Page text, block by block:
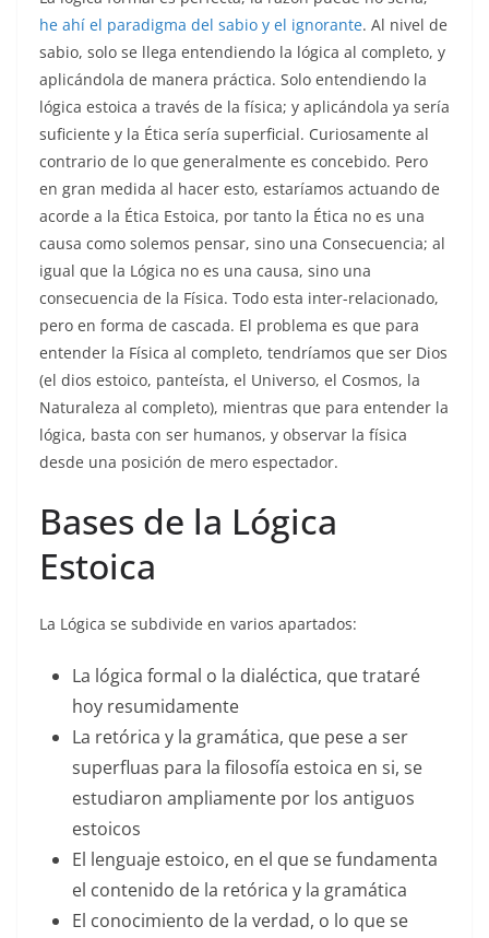
he ahí el paradigma del sabio y el ignorante. Al nivel de
sabio, solo se llega entendiendo la lógica al completo, y
aplicándola de manera práctica. Solo entendiendo la
lógica estoica a través de la física; y aplicándola ya sería
suficiente y la Ética sería superficial. Curiosamente al
contrario de lo que generalmente es concebido. Pero
en gran medida al hacer esto, estaríamos actuando de
acorde a la Ética Estoica, por tanto la Ética no es una
causa como solemos pensar, sino una Consecuencia; al
igual que la Lógica no es una causa, sino una
consecuencia de la Física. Todo esta inter-relacionado,
pero en forma de cascada. El problema es que para
entender la Física al completo, tendríamos que ser Dios
(el dios estoico, panteísta, el Universo, el Cosmos, la
Naturaleza al completo), mientras que para entender la
lógica, basta con ser humanos, y observar la física
desde una posición de mero espectador.
Bases de la Lógica
Estoica
La Lógica se subdivide en varios apartados:
La lógica formal o la dialéctica, que trataré
hoy resumidamente
La retórica y la gramática, que pese a ser
superfluas para la filosofía estoica en si, se
estudiaron ampliamente por los antiguos
estoicos
El lenguaje estoico, en el que se fundamenta
el contenido de la retórica y la gramática
El conocimiento de la verdad, o lo que se